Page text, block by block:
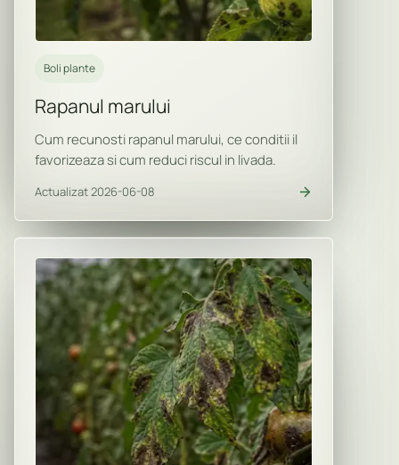
Boli plante
Rapanul marului
Cum recunosti rapanul marului, ce conditii il
favorizeaza si cum reduci riscul in livada.
Actualizat 2026-06-08